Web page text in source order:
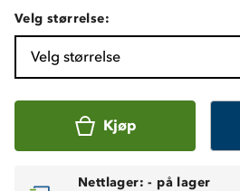
Velg størrelse:
Velg størrelse
Kjøp
Nettlager: - på lager